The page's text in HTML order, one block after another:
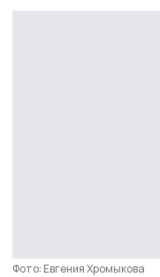
Фото: Евгения Хромыкова